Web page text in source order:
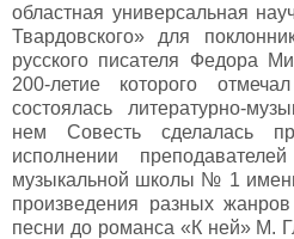
областная универсальная
Твардовского» для
русского писателя Федора
200-летие которого
состоялась литературно-
нем Совесть сделалась
исполнении
музыкальной школы № 1
произведения разных
песни до романса «К ней» М.